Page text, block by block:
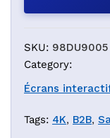
SKU: 98DU9005
Category:
Écrans
Tags: 4K, B2B,